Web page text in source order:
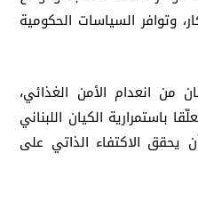
وتوافر السياسات الحكومية
من انعدام الأمن الغذائي،
باستمرارية الكيان اللبناني
يحقق الاكتفاء الذاتي على